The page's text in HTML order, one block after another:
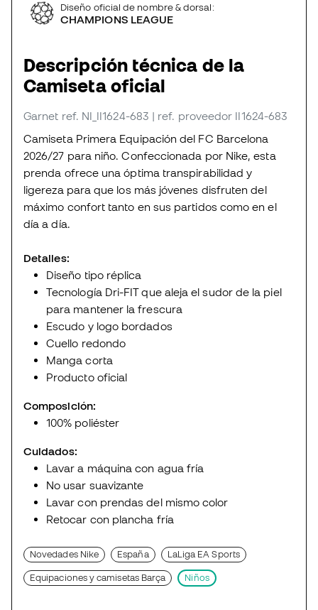
Diseño oficial de nombre & dorsal:
CHAMPIONS LEAGUE
Descripción técnica de la
Camiseta oficial
Garnet ref. NI_II1624-683 | ref. proveedor II1624-683
Camiseta Primera Equipación del FC Barcelona
2026/27 para niño. Confeccionada por Nike, esta
prenda ofrece una óptima transpirabilidad y
ligereza para que los más jóvenes disfruten del
máximo confort tanto en sus partidos como en el
día a día.
Detalles:
Diseño tipo réplica
Tecnología Dri-FIT que aleja el sudor de la piel
para mantener la frescura
Escudo y logo bordados
Cuello redondo
Manga corta
Producto oficial
Composición:
100% poliéster
Cuidados:
Lavar a máquina con agua fría
No usar suavizante
Lavar con prendas del mismo color
Retocar con plancha fría
Novedades Nike España LaLiga EA Sports
Equipaciones y camisetas Barça Niños